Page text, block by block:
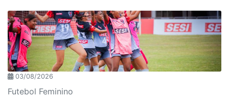
03/08/2026
Futebol Feminino